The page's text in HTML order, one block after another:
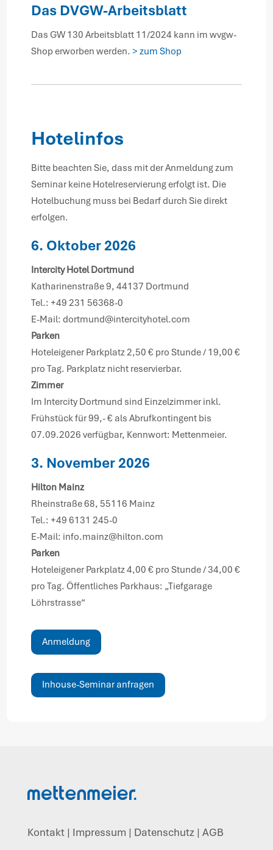
Das DVGW-Arbeitsblatt
Das GW 130 Arbeitsblatt 11/2024 kann im wvgw-
Shop erworben werden.> zum Shop
Hotelinfos
Bitte beachten Sie, dass mit der Anmeldung zum
Seminar keine Hotelreservierung erfolgt ist. Die
Hotelbuchung muss bei Bedarf durch Sie direkt
erfolgen.
6. Oktober 2026
Intercity Hotel Dortmund
Katharinenstraße 9, 44137 Dortmund
Tel.: +49 231 56368-0
E-Mail: dortmund@intercityhotel.com
Parken
Hoteleigener Parkplatz 2,50 € pro Stunde / 19,00 €
pro Tag. Parkplatz nicht reservierbar.
Zimmer
Im Intercity Dortmund sind Einzelzimmer inkl.
Frühstück für 99,- € als Abrufkontingent bis
07.09.2026 verfügbar, Kennwort: Mettenmeier.
3. November 2026
Hilton Mainz
Rheinstraße 68, 55116 Mainz
Tel.: +49 6131 245-0
E-Mail: info.mainz@hilton.com
Parken
Hoteleigener Parkplatz 4,00 € pro Stunde / 34,00 €
pro Tag. Öffentliches Parkhaus: „Tiefgarage
Löhrstrasse“
Anmeldung
Inhouse-Seminar anfragen
Kontakt| Impressum | Datenschutz| AGB